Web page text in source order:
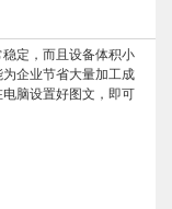
定，而且设备体积小
企业节省大量加工成
脑设置好图文，即可